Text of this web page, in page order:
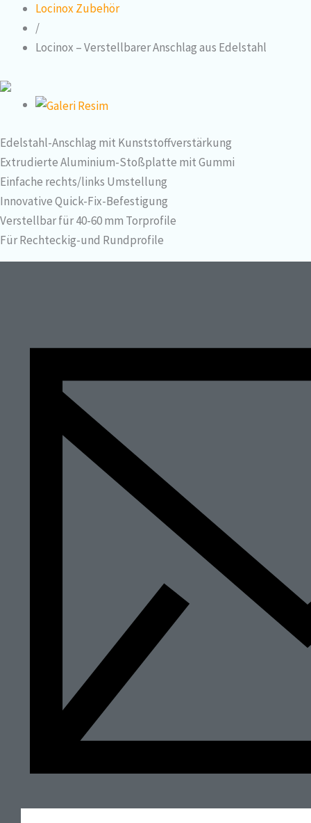
Locinox Zubehör
/
Locinox – Verstellbarer Anschlag aus Edelstahl
Edelstahl-Anschlag mit Kunststoffverstärkung
Extrudierte Aluminium-Stoßplatte mit Gummi
Einfache rechts/links Umstellung
Innovative Quick-Fix-Befestigung
Verstellbar für 40-60 mm Torprofile
Für Rechteckig-und Rundprofile